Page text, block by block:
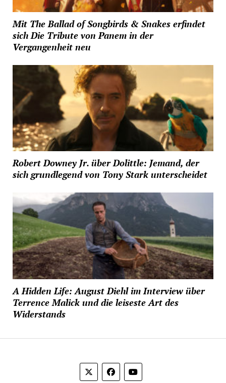
Mit The Ballad of Songbirds & Snakes erfindet
sich Die Tribute von Panem in der
Vergangenheit neu
Robert Downey Jr. über Dolittle: Jemand, der
sich grundlegend von Tony Stark unterscheidet
A Hidden Life: August Diehl im Interview über
Terrence Malick und die leiseste Art des
Widerstands